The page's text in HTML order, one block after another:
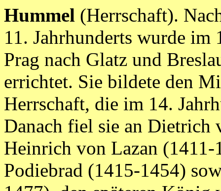
Hummel (Herrschaft).
11. Jahrhunderts wurde im
Prag nach Glatz und
errichtet. Sie bildete den
Herrschaft, die im 14.
Danach fiel sie an Dietrich
Heinrich von Lazan
Podiebrad (1415-1454)